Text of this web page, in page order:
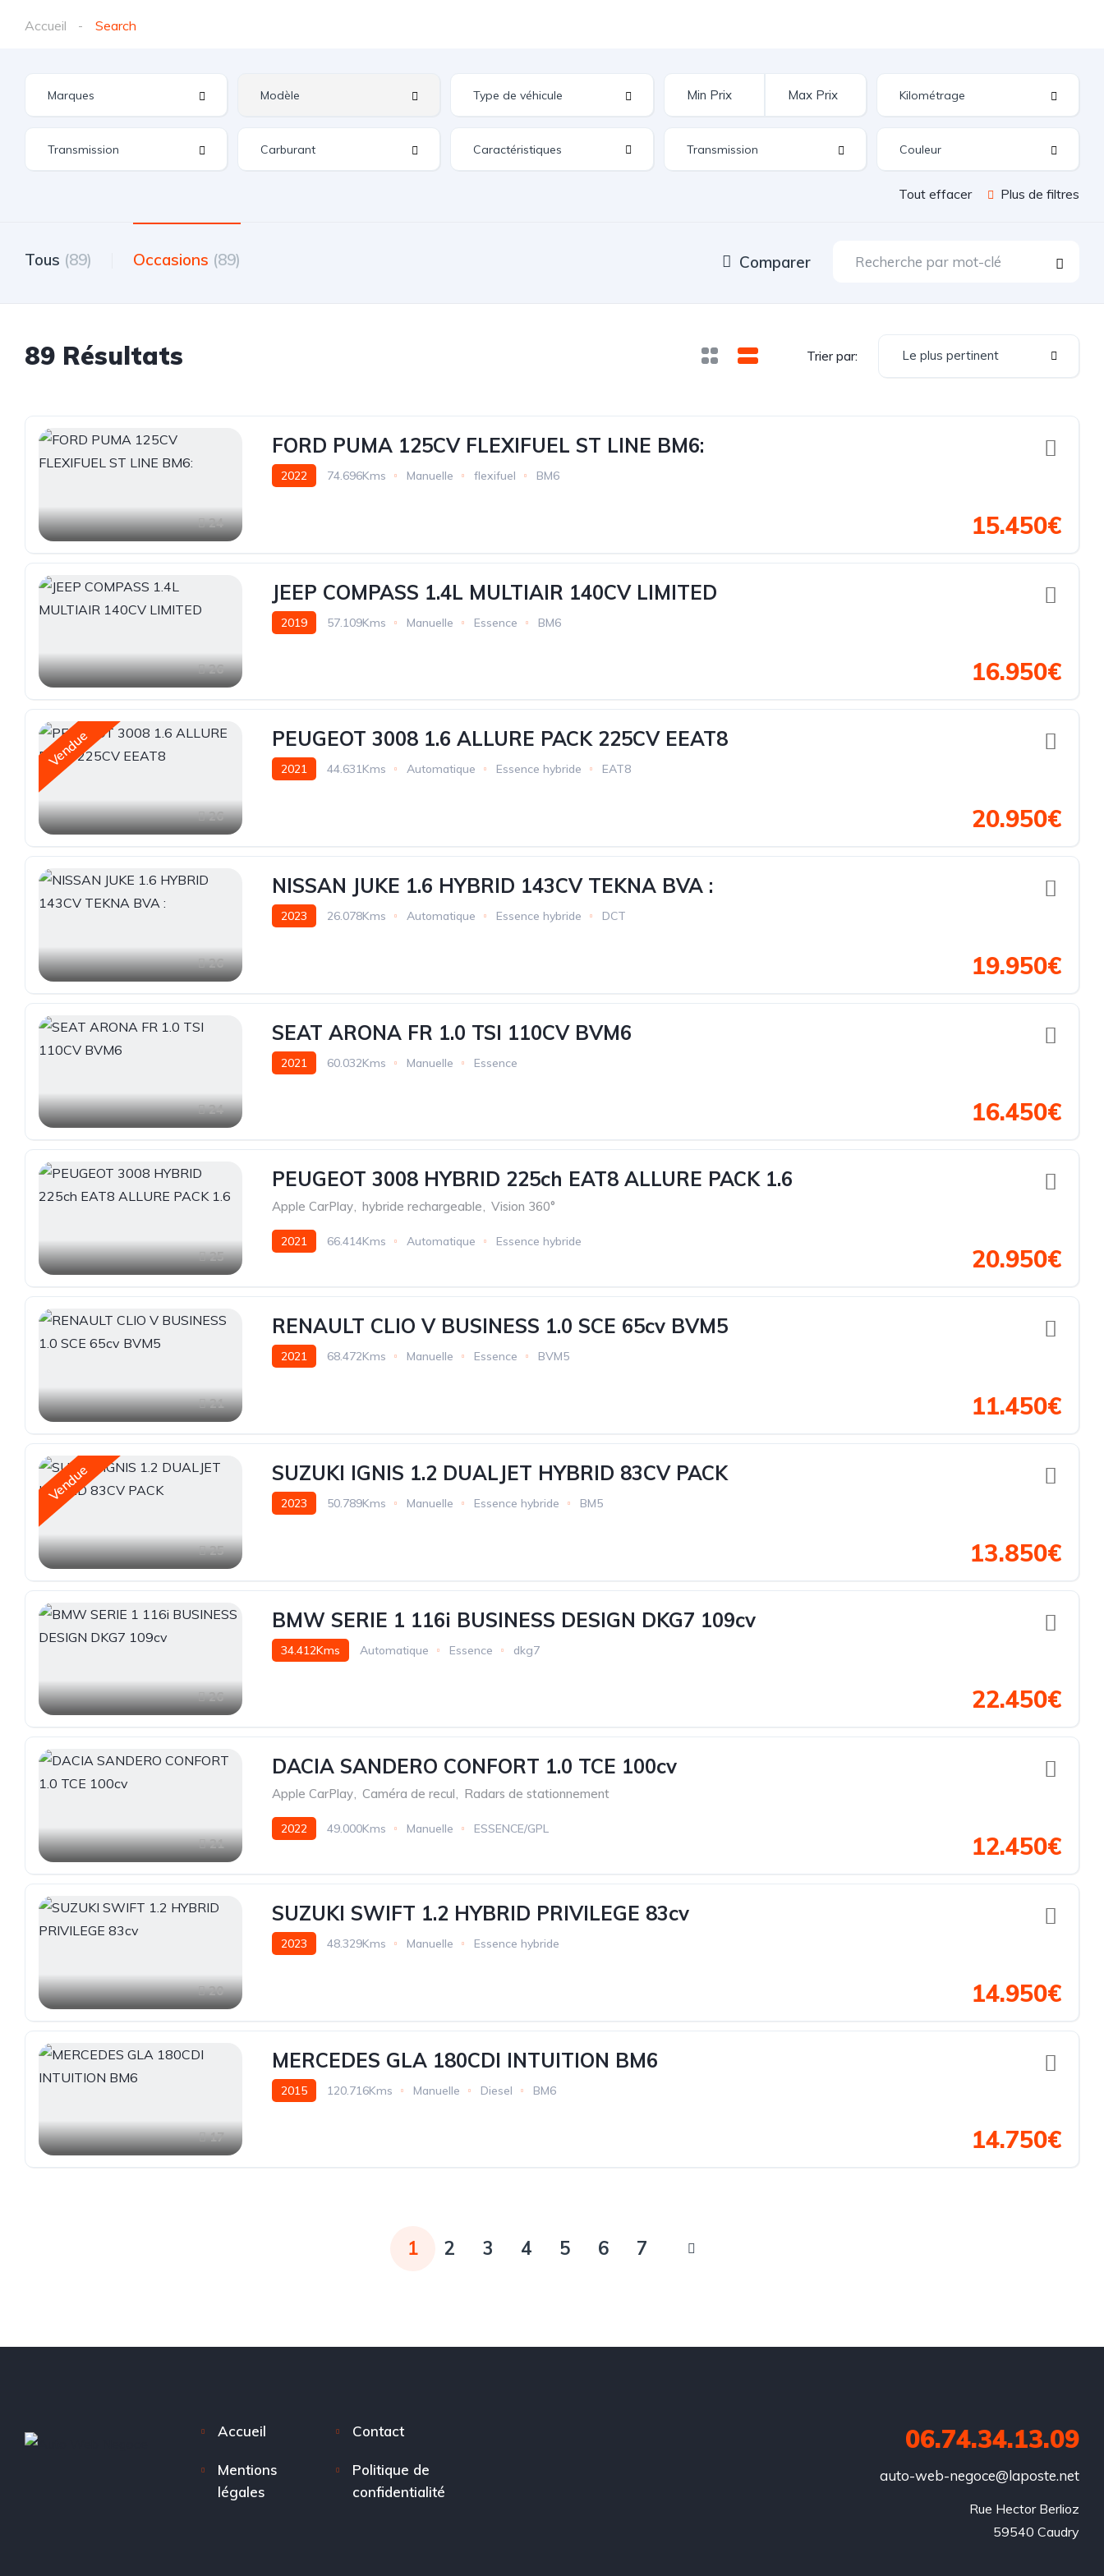
Accueil Search
Caractéristiques
Tout effacer Plus de filtres
Tous (89) Occasions (89) Comparer
89 Résultats Trier par: Le plus pertinent
24
FORD PUMA 125CV FLEXIFUEL ST LINE BM6:
2022 74.696Kms Manuelle flexifuel BM6
15.450€
26
JEEP COMPASS 1.4L MULTIAIR 140CV LIMITED
2019 57.109Kms Manuelle Essence BM6
16.950€
Vendue
26
PEUGEOT 3008 1.6 ALLURE PACK 225CV EEAT8
2021 44.631Kms Automatique Essence hybride EAT8
20.950€
26
NISSAN JUKE 1.6 HYBRID 143CV TEKNA BVA :
2023 26.078Kms Automatique Essence hybride DCT
19.950€
24
SEAT ARONA FR 1.0 TSI 110CV BVM6
2021 60.032Kms Manuelle Essence
16.450€
25
PEUGEOT 3008 HYBRID 225ch EAT8 ALLURE PACK 1.6
Apple CarPlay, hybride rechargeable, Vision 360°
2021 66.414Kms Automatique Essence hybride
20.950€
21
RENAULT CLIO V BUSINESS 1.0 SCE 65cv BVM5
2021 68.472Kms Manuelle Essence BVM5
11.450€
Vendue
25
SUZUKI IGNIS 1.2 DUALJET HYBRID 83CV PACK
2023 50.789Kms Manuelle Essence hybride BM5
13.850€
26
BMW SERIE 1 116i BUSINESS DESIGN DKG7 109cv
34.412Kms Automatique Essence dkg7
22.450€
21
DACIA SANDERO CONFORT 1.0 TCE 100cv
Apple CarPlay, Caméra de recul, Radars de stationnement
2022 49.000Kms Manuelle ESSENCE/GPL
12.450€
20
SUZUKI SWIFT 1.2 HYBRID PRIVILEGE 83cv
2023 48.329Kms Manuelle Essence hybride
14.950€
17
MERCEDES GLA 180CDI INTUITION BM6
2015 120.716Kms Manuelle Diesel BM6
14.750€
1 2 3 4 5 6 7
Accueil Contact
Mentions
légales
Politique de
confidentialité
06.74.34.13.09
auto-web-negoce@laposte.net
Rue Hector Berlioz
59540 Caudry